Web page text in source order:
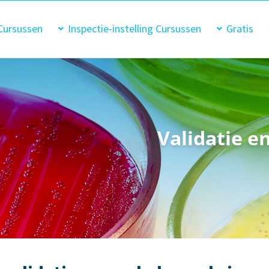
Inspectie-instelling Cursussen Gratis
Validatie